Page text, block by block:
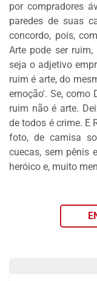
por compradores
paredes de suas
concordo, pois,
Arte pode ser
seja o adjetivo
ruim é arte, do
emoção'. Se, como
ruim não é arte.
de todos é crime. E
foto, de camisa
cuecas, sem pênis
heróico e, muito